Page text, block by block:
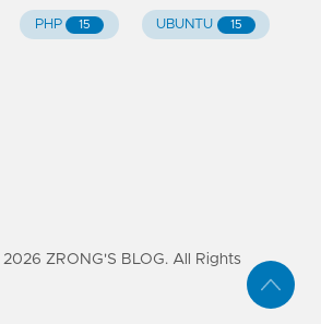
PHP 15 UBUNTU 15
2026 ZRONG'S BLOG. All Rights